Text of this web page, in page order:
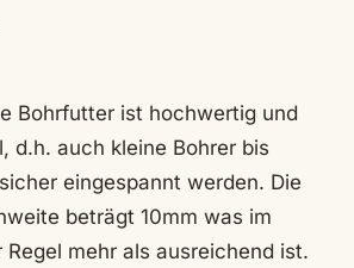
Bohrfutter ist hochwertig und
d.h. auch kleine Bohrer bis
eingespannt werden. Die
beträgt 10mm was im
Regel mehr als ausreichend ist.